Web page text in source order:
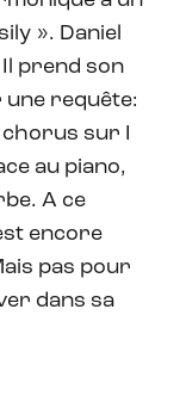
». Daniel
Il prend son
requête:
chorus sur I
au piano,
A ce
encore
pas pour
dans sa